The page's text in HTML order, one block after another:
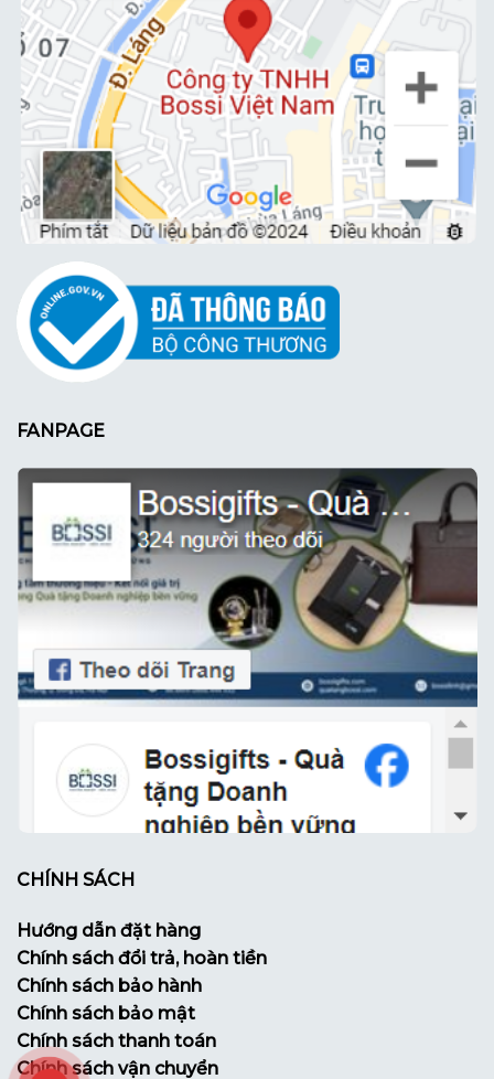
FANPAGE
CHÍNH SÁCH
Hướng dẫn đặt hàng
Chính sách đổi trả, hoàn tiền
Chính sách bảo hành
Chính sách bảo mật
Chính sách thanh toán
Chính sách vận chuyển